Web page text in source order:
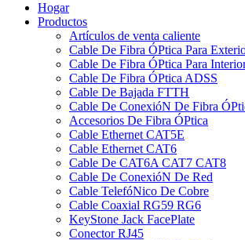
Hogar
Productos
Artículos de venta caliente
Cable De Fibra ÓPtica Para
Cable De Fibra ÓPtica Para
Cable De Fibra ÓPtica ADSS
Cable De Bajada FTTH
Cable De ConexióN De Fibra
Accesorios De Fibra ÓPtica
Cable Ethernet CAT5E
Cable Ethernet CAT6
Cable De CAT6A CAT7 CAT8
Cable De ConexióN De Red
Cable TelefóNico De Cobre
Cable Coaxial RG59 RG6
KeyStone Jack FacePlate
Conector RJ45